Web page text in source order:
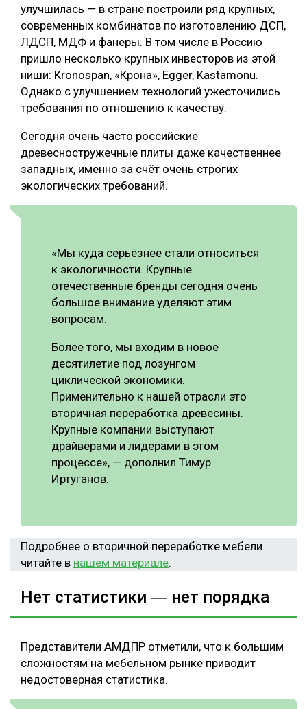
улучшилась ― в стране построили ряд крупных,
современных комбинатов по изготовлению ДСП,
ЛДСП, МДФ и фанеры. В том числе в Россию
пришло несколько крупных инвесторов из этой
ниши: Kronospan, «Крона», Egger, Kastamonu.
Однако с улучшением технологий ужесточились
требования по отношению к качеству.
Сегодня очень часто российские
древесностружечные плиты даже качественнее
западных, именно за счёт очень строгих
экологических требований.
«Мы куда серьёзнее стали относиться
к экологичности. Крупные
отечественные бренды сегодня очень
большое внимание уделяют этим
вопросам.
Более того, мы входим в новое
десятилетие под лозунгом
циклической экономики.
Применительно к нашей отрасли это
вторичная переработка древесины.
Крупные компании выступают
драйверами и лидерами в этом
процессе», ― дополнил Тимур
Иртуганов.
Подробнее о вторичной переработке мебели
читайте в нашем материале.
Нет статистики ― нет порядка
Представители АМДПР отметили, что к большим
сложностям на мебельном рынке приводит
недостоверная статистика.